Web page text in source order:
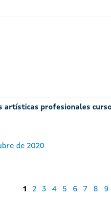
artísticas profesionales
de 2020
1 2 3 4 5 6 7 8 9